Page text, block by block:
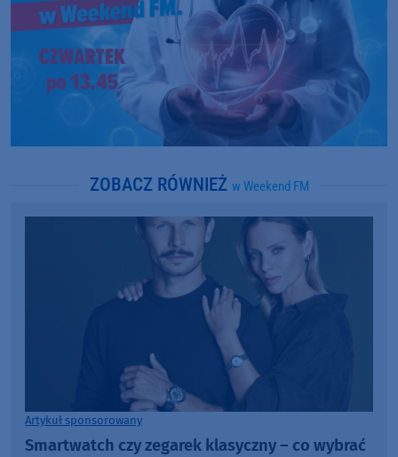
ZOBACZ RÓWNIEŻ w Weekend FM
Artykuł sponsorowany
Smartwatch czy zegarek klasyczny – co wybrać